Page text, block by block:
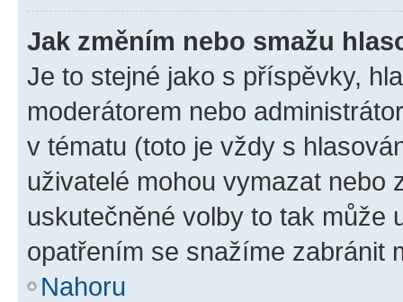
Jak změním nebo smažu
Je to stejné jako s příspěvky,
moderátorem nebo
v tématu (toto je vždy s
uživatelé mohou vymazat nebo
uskutečněné volby to tak může
opatřením se snažíme zabránit
Nahoru